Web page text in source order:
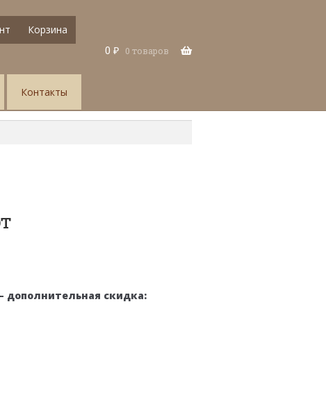
Корзина
0 ₽ 0 товаров
Контакты
дополнительная скидка: